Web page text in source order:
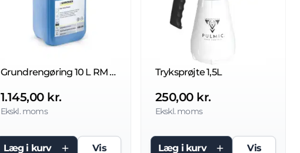
Grundrengøring 10 L RM 69 ASF
1.145,00 kr.
Ekskl. moms
Læg i kurv Vis
Tryksprøjte 1,5L
250,00 kr.
Ekskl. moms
Læg i kurv Vis